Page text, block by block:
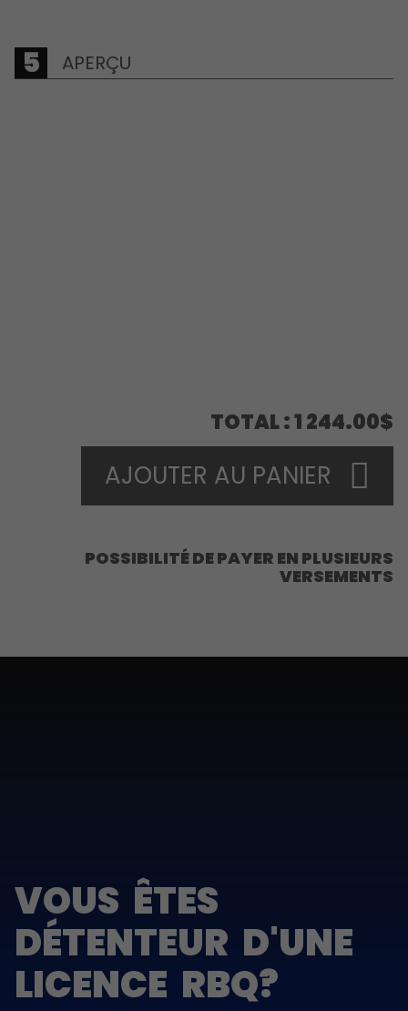
APERÇU
TOTAL 1 244.00$
AJOUTER AU PANIER
POSSIBILITÉ DE PAYER EN PLUSIEURS
VERSEMENTS
VOUS ÊTES
DÉTENTEUR D'UNE
LICENCE RBQ?